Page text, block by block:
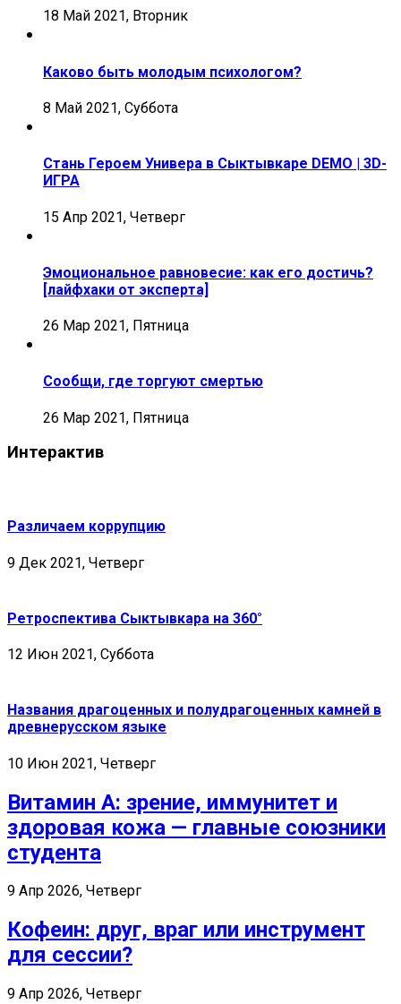
18 Май 2021, Вторник
Каково быть молодым психологом?
8 Май 2021, Суббота
Стань Героем Универа в Сыктывкаре DEMO | 3D-
ИГРА
15 Апр 2021, Четверг
Эмоциональное равновесие: как его достичь?
[лайфхаки от эксперта]
26 Мар 2021, Пятница
Сообщи, где торгуют смертью
26 Мар 2021, Пятница
Интерактив
Различаем коррупцию
9 Дек 2021, Четверг
Ретроспектива Сыктывкара на 360°
12 Июн 2021, Суббота
Названия драгоценных и полудрагоценных камней в
древнерусском языке
10 Июн 2021, Четверг
Витамин А: зрение, иммунитет и
здоровая кожа — главные союзники
студента
9 Апр 2026, Четверг
Кофеин: друг, враг или инструмент
для сессии?
9 Апр 2026, Четверг